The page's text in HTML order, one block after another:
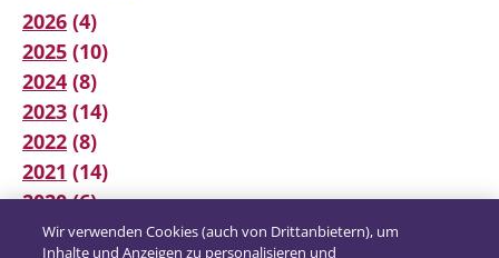
2026 (4)
2025 (10)
2024 (8)
2023 (14)
2022 (8)
2021 (14)
2020(6)
2019(12)
Wir verwenden Cookies (auch von Drittanbietern), um
Inhalte und Anzeigen zu personalisieren und